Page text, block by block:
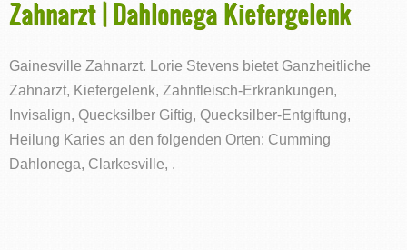
Zahnarzt | Dahlonega Kiefergelenk
Gainesville Zahnarzt. Lorie Stevens bietet Ganzheitliche
Zahnarzt, Kiefergelenk, Zahnfleisch-Erkrankungen,
Invisalign, Quecksilber Giftig, Quecksilber-Entgiftung,
Heilung Karies an den folgenden Orten: Cumming
Dahlonega, Clarkesville, .